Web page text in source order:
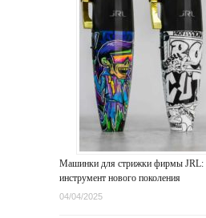
Машинки для стрижки фирмы JRL:
инструмент нового поколения
04/04/2025